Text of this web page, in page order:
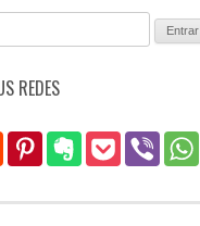
REDES